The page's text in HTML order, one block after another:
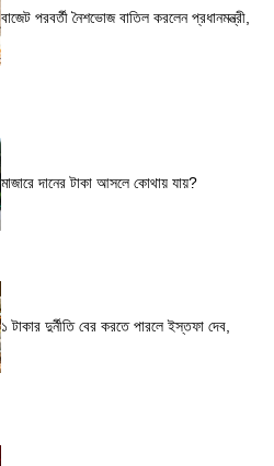
বাজেট পরবর্তী নৈশভোজ বাতিল করলেন প্রধানমন্ত্রী,
মাজারে দানের টাকা আসলে কোথায় যায়?
১ টাকার দুর্নীতি বের করতে পারলে ইস্তফা দেব,